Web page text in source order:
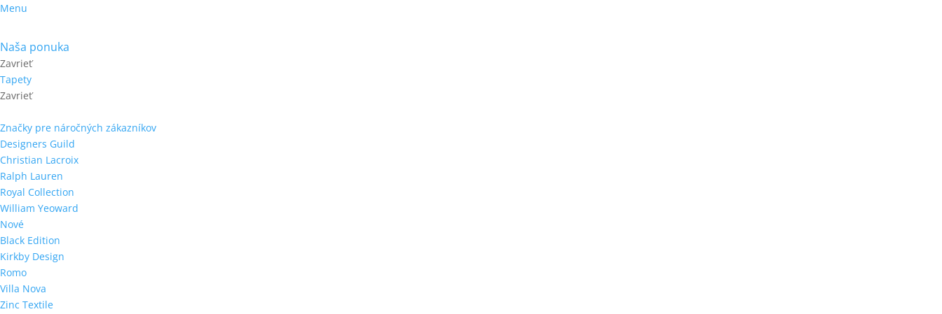
Menu
Naša ponuka
Zavrieť
Tapety
Zavrieť
Značky pre náročných zákazníkov
Designers Guild
Christian Lacroix
Ralph Lauren
Royal Collection
William Yeoward
Nové
Black Edition
Kirkby Design
Romo
Villa Nova
Zinc Textile